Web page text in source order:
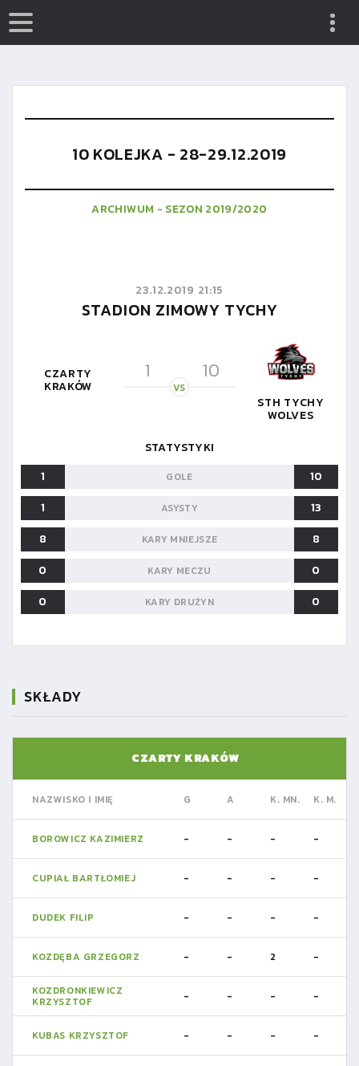
10 KOLEJKA - 28-29.12.2019
ARCHIWUM - SEZON 2019/2020
23.12.2019 21:15
STADION ZIMOWY TYCHY
CZARTY
KRAKÓW
1 10
VS
STH TYCHY
WOLVES
STATYSTYKI
1
GOLE
10
1
ASYSTY
13
8
KARY MNIEJSZE
8
0
KARY MECZU
0
0
KARY DRUŻYN 0
SKŁADY
CZARTY KRAKÓW
NAZWISKO I IMIĘ G A K. MN. K. M.
BOROWICZ KAZIMIERZ - - - -
CUPIAŁ BARTŁOMIEJ - - - -
DUDEK FILIP - - - -
KOZDĘBA GRZEGORZ - - 2 -
KOZDRONKIEWICZ
KRZYSZTOF - - - -
KUBAS KRZYSZTOF - - - -